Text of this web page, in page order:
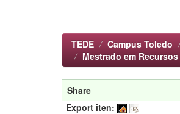
TEDE Campus Toledo
Mestrado em
Share
Export iten: